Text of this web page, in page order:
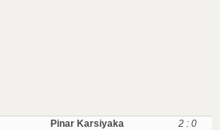
Pinar Karsiyaka
2 : 0